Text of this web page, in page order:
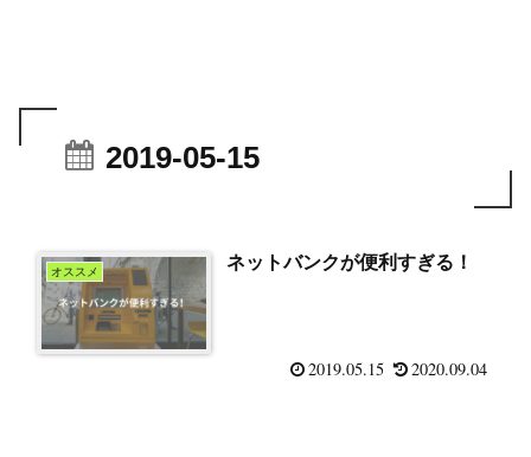
2019-05-15
オススメ ネットバンクが便利すぎる！
2019.05.15 2020.09.04